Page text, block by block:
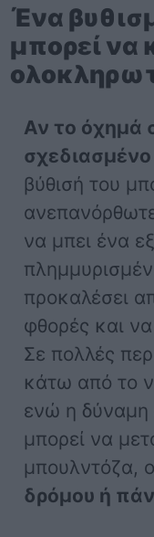
Ένα
μπορεί να
Αν το όχημά
σχεδιασμένο
βύθισή του
να μπει ένα
προκαλέσει
φθορές και
Σε πολλές
κάτω από το
ενώ η δύναμη
μπορεί να
μπουλντόζα,
δρόμου ή